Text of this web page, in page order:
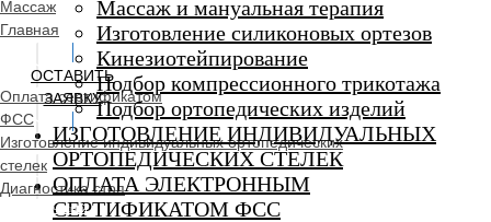
салон
Массаж и мануальная терапия
Изготовление силиконовых ортезов
Кинезиотейпирование
Подбор компрессионного трикотажа
Подбор ортопедических изделий
ИЗГОТОВЛЕНИЕ ИНДИВИДУАЛЬНЫХ
ОРТОПЕДИЧЕСКИХ СТЕЛЕК
ОПЛАТА ЭЛЕКТРОННЫМ
СЕРТИФИКАТОМ ФСС
Массаж
Главная
ОСТАВИТЬ
ЗАЯВКУ
Оплата сертификатом
ФСС
Изготовление индивидуальных ортопедических
стелек
Диагностика стоп
Ортопедический